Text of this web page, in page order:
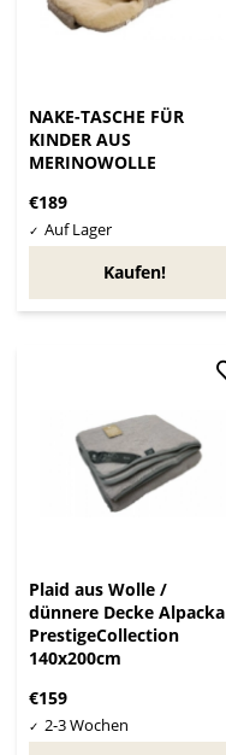
NAKE-TASCHE FÜR
KINDER AUS
MERINOWOLLE
€189
Kaufen!
Plaid aus Wolle /
dünnere Decke Alpacka
PrestigeCollection
140x200cm
€159